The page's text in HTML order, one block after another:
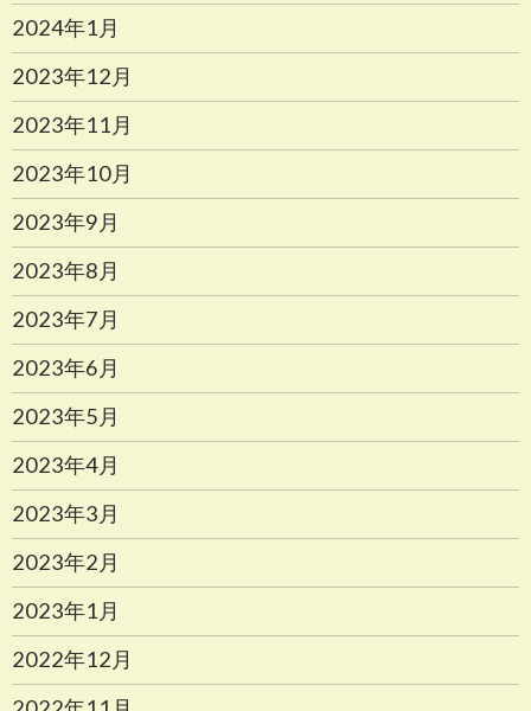
2024年1月
2023年12月
2023年11月
2023年10月
2023年9月
2023年8月
2023年7月
2023年6月
2023年5月
2023年4月
2023年3月
2023年2月
2023年1月
2022年12月